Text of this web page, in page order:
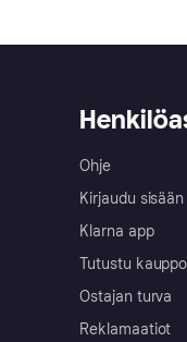
Ohje
Kirjaudu sisään
Klarna app
Tutustu
Ostajan turva
Reklamaatiot